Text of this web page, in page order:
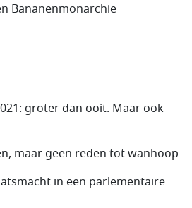
Bananenmonarchie
groter dan ooit. Maar ook
maar geen reden tot wanhoop
in een parlementaire